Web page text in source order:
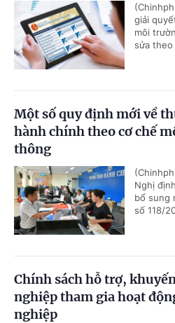
giải
môi
sửa
Một số quy định mới về
hành chính theo cơ chế
thông
Nghị
bổ sung
số 118/
Chính sách hỗ trợ,
nghiệp tham gia hoạt
nghiệp